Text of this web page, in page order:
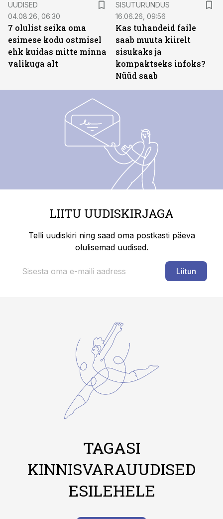
UUDISED
04.08.26, 06:30
7 olulist seika oma
esimese kodu ostmisel
ehk kuidas mitte minna
valikuga alt
SISUTURUNDUS
16.06.26, 09:56
Kas tuhandeid faile
saab muuta kiirelt
sisukaks ja
kompaktseks infoks?
Nüüd saab
LIITU UUDISKIRJAGA
Telli uudiskiri ning saad oma postkasti päeva
olulisemad uudised.
Liitun
TAGASI
KINNISVARAUUDISED
ESILEHELE